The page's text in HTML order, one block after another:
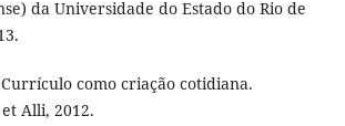
da Universidade do Estado do Rio de
Currículo como criação cotidiana.
Alli, 2012.